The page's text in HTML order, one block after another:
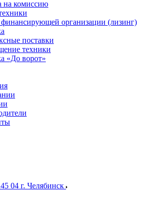
на комиссию
организации (лизинг)
поставки
техники
«До ворот»
04 г. Челябинск